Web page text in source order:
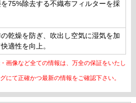
75%除去する不織布フィルターを採
乾燥を防ぎ、吹出し空気に湿気を加
適性を向上。
画像など全ての情報は、万全の保証をいたし
にて正確かつ最新の情報をご確認下さい。